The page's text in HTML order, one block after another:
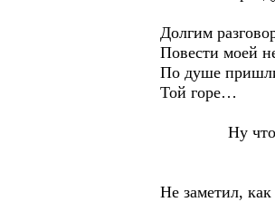
Долгим
Повести моей
По душе
Той горе…
Ну что ж,
Не заметил,